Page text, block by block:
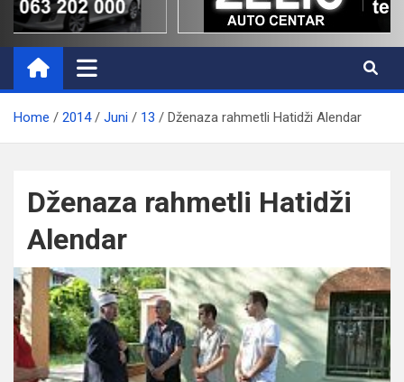
Home 2014 Juni 13 Dženaza rahmetli Hatidži Alendar
Dženaza rahmetli Hatidži
Alendar